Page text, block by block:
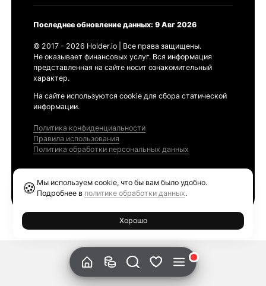
Последнее обновление данных: 9 Авг 2026
© 2017 - 2026 Holder.io | Все права защищены.
Не оказывает финансовых услуг. Вся информация
представленная на сайте носит ознакомительный
характер.
На сайте используются cookie для сбора статической
информации.
Политика конфиденциальности
Правила использования
Политика обработки персональных данных
🍪 Мы используем cookie, что бы вам было удобно.
Подробнее в политике обработки данных.
Хорошо
Ethereum GAS Tracker